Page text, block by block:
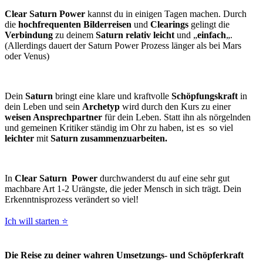
Clear Saturn Power kannst du in einigen Tagen machen. Durch
die hochfrequenten Bilderreisen und Clearings gelingt die
Verbindung zu deinem Saturn relativ leicht und „einfach„.
(Allerdings dauert der Saturn Power Prozess länger als bei Mars
oder Venus)
Dein Saturn bringt eine klare und kraftvolle Schöpfungskraft in
dein Leben und sein Archetyp wird durch den Kurs zu einer
weisen Ansprechpartner für dein Leben. Statt ihn als nörgelnden
und gemeinen Kritiker ständig im Ohr zu haben, ist es so viel
leichter mit Saturn zusammenzuarbeiten.
In Clear Saturn Power durchwanderst du auf eine sehr gut
machbare Art 1-2 Urängste, die jeder Mensch in sich trägt. Dein
Erkenntnisprozess verändert so viel!
Ich will starten ⭐
Die Reise zu deiner wahren Umsetzungs- und Schöpferkraft